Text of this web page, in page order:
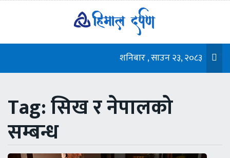
शनिबार , साउन २३, २०८३
Tag: सिख र नेपालको
सम्बन्ध